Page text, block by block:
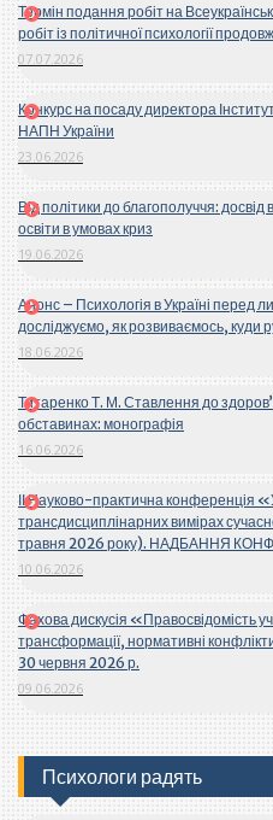
Термін подання робіт на
робіт із політичної психології
07.07.2026
Конкурс на посаду директора
НАПН України
23.06.2026
Від політики до благополуччя:
освіти в умовах криз
19.06.2026
Анонс – Психологія в Україні перед
досліджуємо, як розвиваємось, куди
18.06.2026
Титаренко Т. М. Ставлення до
обставинах: монографія
16.06.2026
ІІ Науково-практична конференція
трансдисциплінарних вимірах
травня 2026 року). НАДБАННЯ
10.06.2026
Фахова дискусія «Правосвідомість
трансформації, нормативні
30 червня 2026 р.
09.06.2026
Психологи радять